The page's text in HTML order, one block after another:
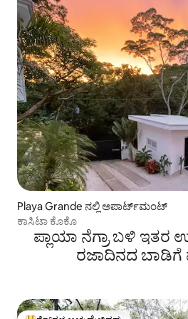
Playa Grande ನಲ್ಲಿ ಅಪಾರ್ಟ್‌ಮಂಟ್
ಕಾಸಿಟಾ ಕೊಕೊ
ಪ್ಲಾಯಾ ನೆಗ್ರಾ ಬಳಿ ಇತರ
ರಜಾದಿನದ ಬಾಡಿಗೆ